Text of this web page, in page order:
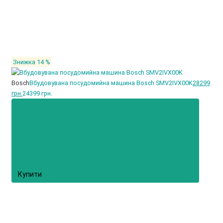
Знижка 14 %
BoschВбудовувана посудомийна машина Bosch SMV2IVX00K28299
грн.24399 грн.
Купити